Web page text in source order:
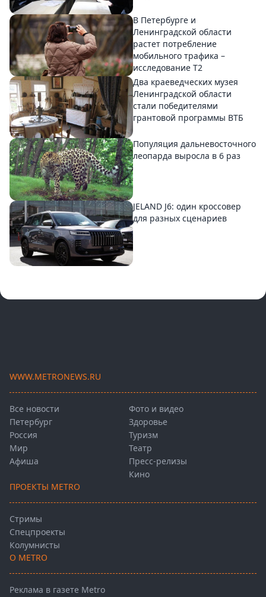
В Петербурге и
Ленинградской области
растет потребление
мобильного трафика –
исследование T2
Два краеведческих музея
Ленинградской области
стали победителями
грантовой программы ВТБ
Популяция дальневосточного
леопарда выросла в 6 раз
JELAND J6: один кроссовер
для разных сценариев
WWW.METRONEWS.RU
Все новости
Петербург
Россия
Мир
Афиша
Фото и видео
Здоровье
Туризм
Театр
Пресс-релизы
Кино
ПРОЕКТЫ METRO
Стримы
Спецпроекты
Колумнисты
О METRO
Реклама в газете Metro